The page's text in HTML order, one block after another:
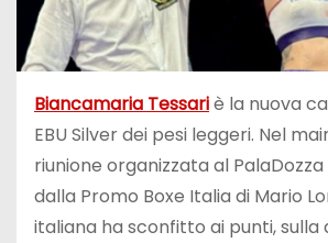
Biancamaria Tessariè la nuova
EBU Silver dei pesi leggeri. Nel
riunione organizzata al PalaDozza
dalla Promo Boxe Italia di Mario
italiana ha sconfitto ai punti, sulla